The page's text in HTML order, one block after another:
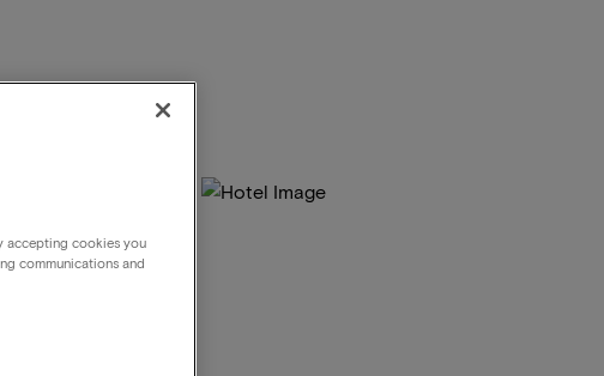
accepting cookies you
communications and